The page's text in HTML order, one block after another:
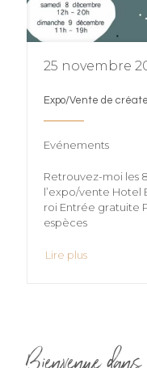
25 novembre
Expo/Vente de
Evénements
Retrouvez-moi les
l’expo/vente Hotel
roi Entrée gratuite
espèces
Lire plus